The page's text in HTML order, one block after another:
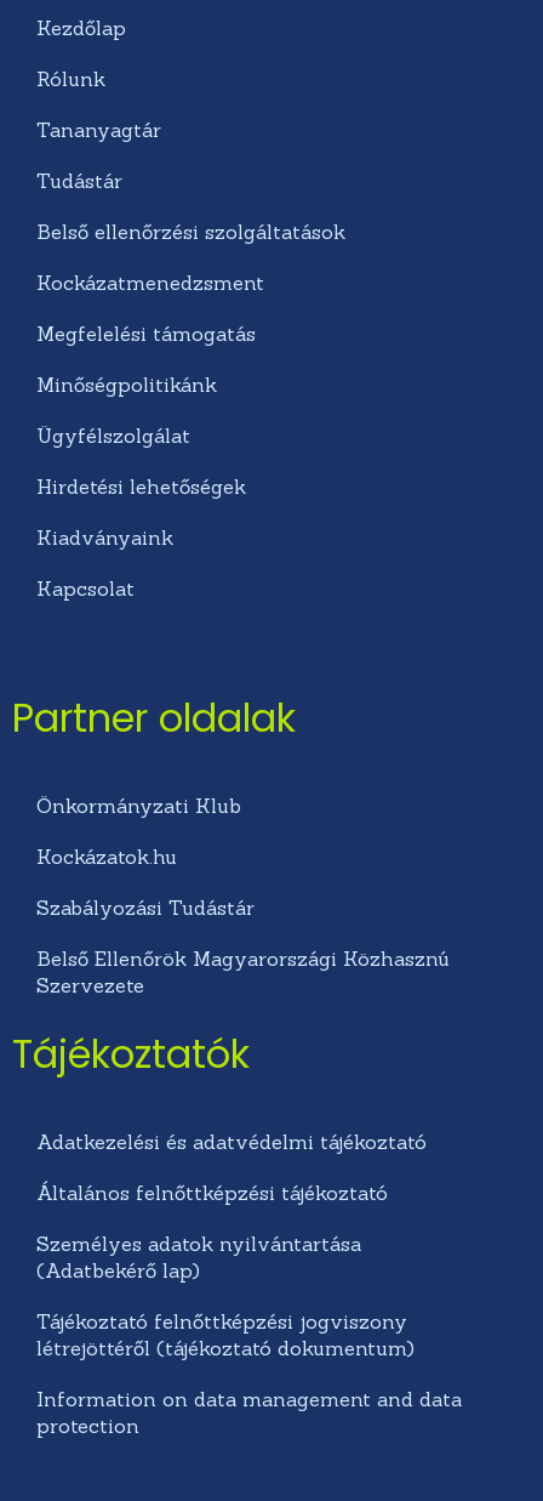
Kezdőlap
Rólunk
Tananyagtár
Tudástár
Belső ellenőrzési szolgáltatások
Kockázatmenedzsment
Megfelelési támogatás
Minőségpolitikánk
Ügyfélszolgálat
Hirdetési lehetőségek
Kiadványaink
Kapcsolat
Partner oldalak
Önkormányzati Klub
Kockázatok.hu
Szabályozási Tudástár
Belső Ellenőrök Magyarországi Közhasznú
Szervezete
Tájékoztatók
Adatkezelési és adatvédelmi tájékoztató
Általános felnőttképzési tájékoztató
Személyes adatok nyilvántartása
(Adatbekérő lap)
Tájékoztató felnőttképzési jogviszony
létrejöttéről (tájékoztató dokumentum)
Information on data management and data
protection